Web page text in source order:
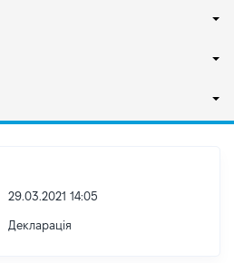
29.03.2021 14:05
Декларація